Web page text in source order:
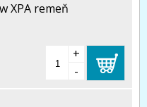
XPA remeň
+
-